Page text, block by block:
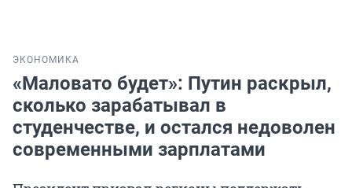
ЭКОНОМИКА
«Маловато будет»: Путин раскрыл,
сколько зарабатывал в
студенчестве, и остался недоволен
современными зарплатами